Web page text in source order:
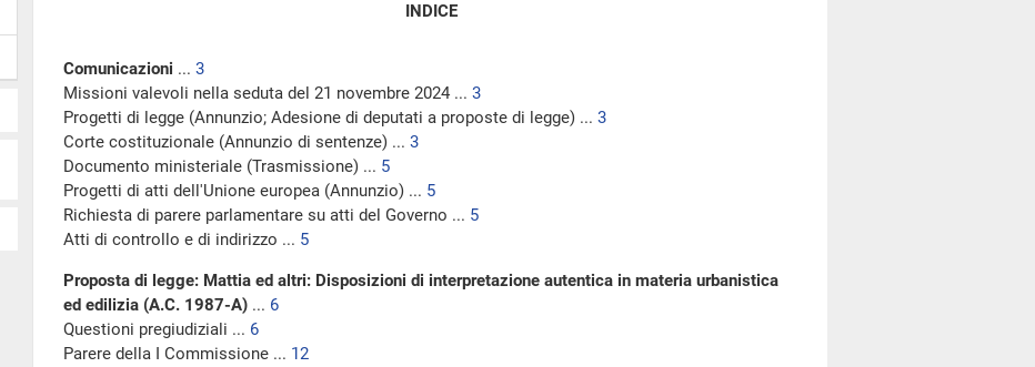
INDICE
Comunicazioni ... 3
Missioni valevoli nella seduta del 21 novembre 2024 ... 3
Progetti di legge (Annunzio; Adesione di deputati a proposte di legge) ... 3
Corte costituzionale (Annunzio di sentenze) ... 3
Documento ministeriale (Trasmissione) ... 5
Progetti di atti dell'Unione europea (Annunzio) ... 5
Richiesta di parere parlamentare su atti del Governo ... 5
Atti di controllo e di indirizzo ... 5
Proposta di legge: Mattia ed altri: Disposizioni di interpretazione autentica in materia urbanistica
ed edilizia (A.C. 1987-A) ... 6
Questioni pregiudiziali ... 6
Parere della I Commissione ... 12